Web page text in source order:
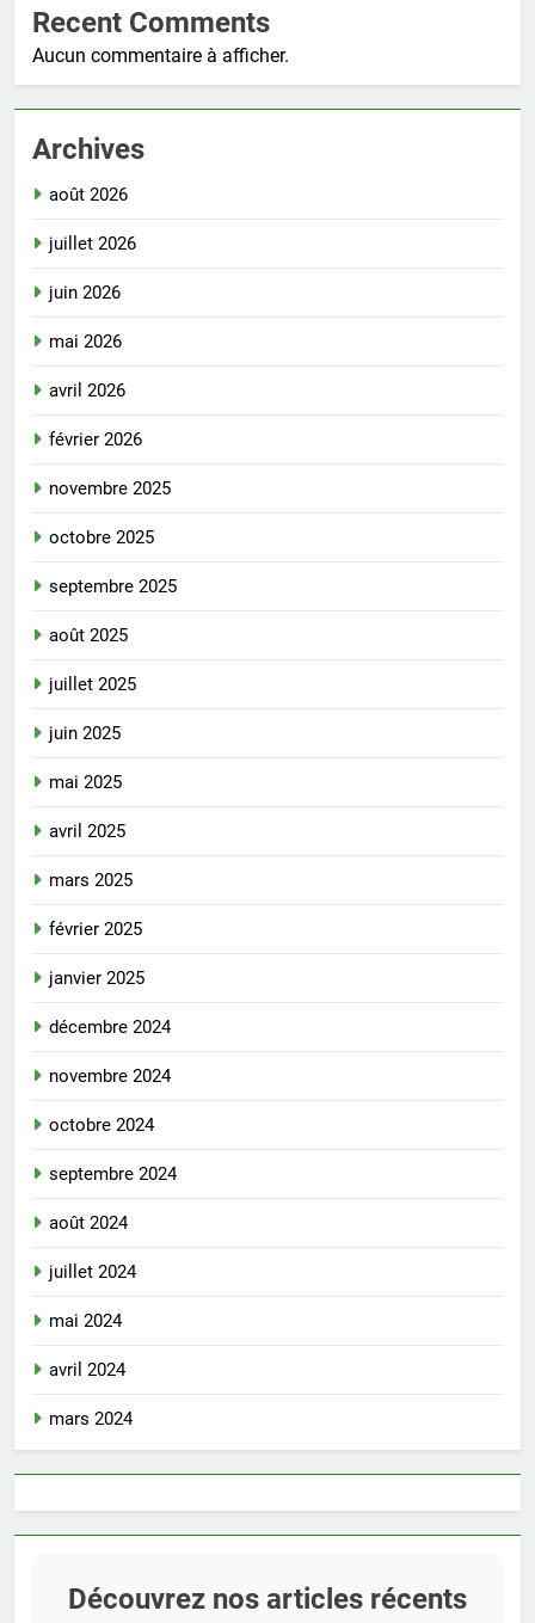
Recent Comments
Aucun commentaire à afficher.
Archives
août 2026
juillet 2026
juin 2026
mai 2026
avril 2026
février 2026
novembre 2025
octobre 2025
septembre 2025
août 2025
juillet 2025
juin 2025
mai 2025
avril 2025
mars 2025
février 2025
janvier 2025
décembre 2024
novembre 2024
octobre 2024
septembre 2024
août 2024
juillet 2024
mai 2024
avril 2024
mars 2024
Découvrez nos articles récents